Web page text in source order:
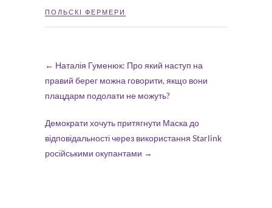
ПОЛЬСКІ ФЕРМЕРИ
← Наталія Гуменюк: Про який наступ на
правий берег можна говорити, якщо вони
плацдарм подолати не можуть?
Демократи хочуть притягнути Маска до
відповідальності через використання Starlink
російськими окупантами →